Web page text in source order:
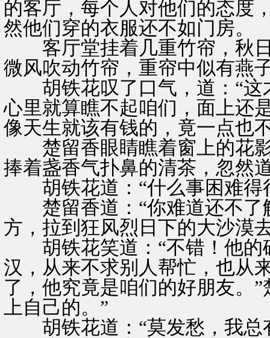
的客厅，每个人对他们的态度
然他们穿的衣服还不如门房。
客厅堂挂着几重竹帘，秋日
微风吹动竹帘，重帘中似有燕
胡铁花叹了口气，道：“这
心里就算瞧不起咱们，面上还
像天生就该有钱的，竟一点也
楚留香眼睛瞧着窗上的花影
捧着盏香气扑鼻的清茶，忽然
胡铁花道：“什么事困难得
楚留香道：“你难道还不了
方，拉到狂风烈日下的大沙漠
胡铁花笑道：“不错！他的
汉，从来不求别人帮忙，也从
了，他究竟是咱们的好朋友。
上自己的。”
胡铁花道：“莫发愁，我总